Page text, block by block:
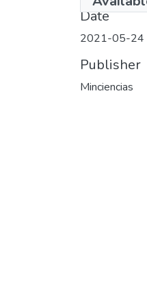
Date
2021-05-24
Publisher
Minciencias